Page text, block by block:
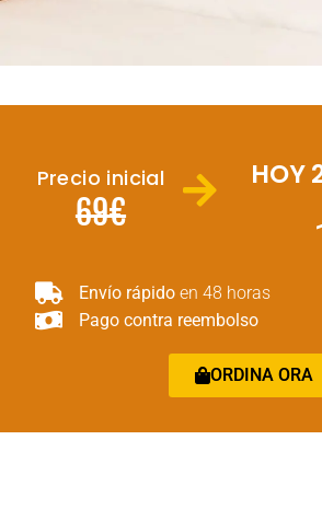
Precio inicial
69€
HOY
Envío rápido en 48 horas
Pago contra reembolso
ORDINA ORA